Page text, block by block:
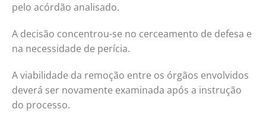
pelo acórdão analisado.
A decisão concentrou-se no cerceamento de defesa e
na necessidade de perícia.
A viabilidade da remoção entre os órgãos envolvidos
deverá ser novamente examinada após a instrução
do processo.